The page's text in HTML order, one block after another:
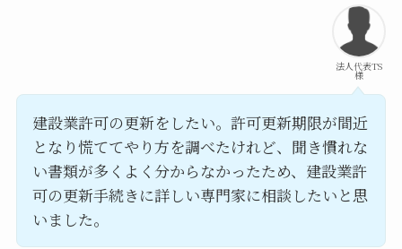
法人代表TS
様
建設業許可の更新をしたい。許可更新期限が間近
となり慌ててやり方を調べたけれど、聞き慣れな
い書類が多くよく分からなかったため、建設業許
可の更新手続きに詳しい専門家に相談したいと思
いました。